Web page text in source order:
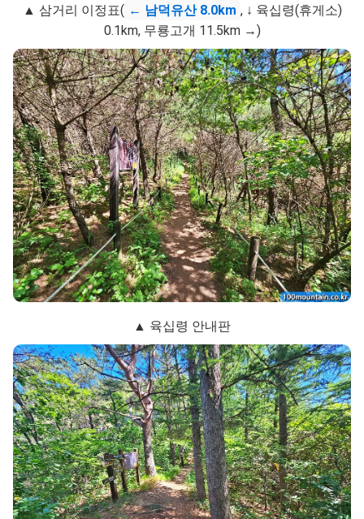
▲ 삼거리 이정표( ← 남덕유산 8.0km , ↓ 육십령(휴게소)
0.1km, 무룡고개 11.5km →)
▲ 육십령 안내판